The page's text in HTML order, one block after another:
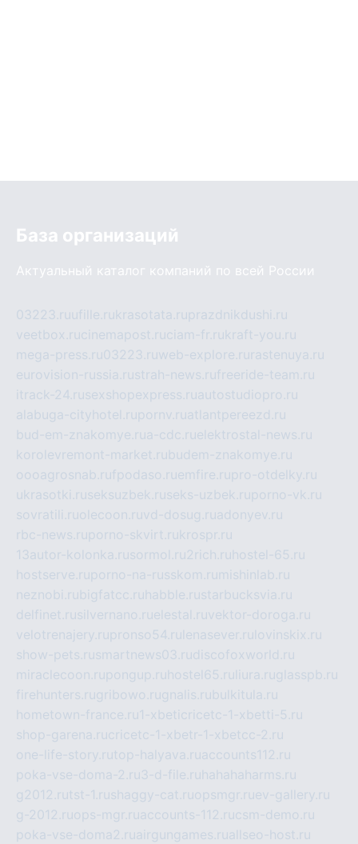
База организаций
Актуальный каталог компаний по всей России
03223.ruufille.rukrasotata.ruprazdnikdushi.ru
veetbox.rucinemapost.ruciam-fr.rukraft-you.ru
mega-press.ru03223.ruweb-explore.ru rastenuya.ru
eurovision-russia.rustrah-news.rufreeride-team.ru
itrack-24.rusexshopexpress.ruautostudiopro.ru
alabuga-cityhotel.rupornv.ruatlantpereezd.ru
bud-em-znakomye.rua-cdc.ruelektrostal-news.ru
korolevremont-market.rubudem-znakomye.ru
oooagrosnab.rufpodaso.ruemfire.rupro-otdelky.ru
ukrasotki.ruseksuzbek.ruseks-uzbek.ruporno-vk.ru
sovratili.ruolecoon.ruvd-dosug.ruadonyev.ru
rbc-news.ruporno-skvirt.rukrospr.ru
13autor-kolonka.rusormol.ru2rich.ru hostel-65.ru
hostserve.ruporno-na-russkom.ru mishinlab.ru
neznobi.rubigfatcc.ru habble.rustarbucksvia.ru
delfinet.rusilvernano.ruelestal.ruvektor-doroga.ru
velotrenajery.rupronso54.ru lenasever.ru lovinskix.ru
show-pets.rusmartnews03.rudiscofoxworld.ru
miraclecoon.rupongup.ru hostel65.ru liura.ruglasspb.ru
firehunters.rugribowo.rugnalis.rubulkitula.ru
hometown-france.ru1-xbeticricetc-1-xbetti-5.ru
shop-garena.rucricetc-1-xbetr-1-xbetcc-2.ru
one-life-story.rutop-halyava.ruaccounts112.ru
poka-vse-doma-2.ru3-d-file.ru hahahaharms.ru
g2012.rutst-1.rushaggy-cat.ruopsmgr.ruev-gallery.ru
g-2012.ruops-mgr.ruaccounts-112.rucsm-demo.ru
poka-vse-doma2.ruairgungames.ruallseo-host.ru